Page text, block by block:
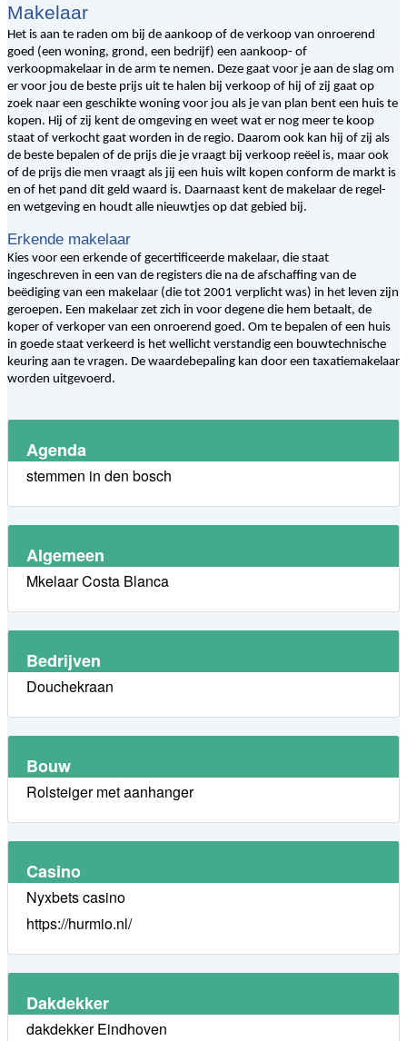
Makelaar
Het is aan te raden om bij de aankoop of de verkoop van onroerend
goed (een woning, grond, een bedrijf) een aankoop- of
verkoopmakelaar in de arm te nemen. Deze gaat voor je aan de slag om
er voor jou de beste prijs uit te halen bij verkoop of hij of zij gaat op
zoek naar een geschikte woning voor jou als je van plan bent een huis te
kopen. Hij of zij kent de omgeving en weet wat er nog meer te koop
staat of verkocht gaat worden in de regio. Daarom ook kan hij of zij als
de beste bepalen of de prijs die je vraagt bij verkoop reëel is, maar ook
of de prijs die men vraagt als jij een huis wilt kopen conform de markt is
en of het pand dit geld waard is. Daarnaast kent de makelaar de regel-
en wetgeving en houdt alle nieuwtjes op dat gebied bij.
Erkende makelaar
Kies voor een erkende of gecertificeerde makelaar, die staat
ingeschreven in een van de registers die na de afschaffing van de
beëdiging van een makelaar (die tot 2001 verplicht was) in het leven zijn
geroepen. Een makelaar zet zich in voor degene die hem betaalt, de
koper of verkoper van een onroerend goed. Om te bepalen of een huis
in goede staat verkeerd is het wellicht verstandig een bouwtechnische
keuring aan te vragen. De waardebepaling kan door een taxatiemakelaar
worden uitgevoerd.
Agenda
stemmen in den bosch
Algemeen
Mkelaar Costa Blanca
Bedrijven
Douchekraan
Bouw
Rolsteiger met aanhanger
Casino
Nyxbets casino
https://hurmio.nl/
Dakdekker
dakdekker Eindhoven